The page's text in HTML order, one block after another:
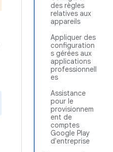
des règles
relatives aux
appareils
Appliquer des
configuration
s gérées aux
applications
professionnell
es
Assistance
pour le
provisionnem
ent de
comptes
Google Play
d'entreprise